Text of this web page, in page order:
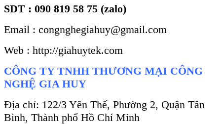
SDT : 090 819 58 75 (zalo)
Email : congnghegiahuy@gmail.com
Web : http://giahuytek.com
CÔNG TY TNHH THƯƠNG MẠI CÔNG
NGHỆ GIA HUY
Địa chỉ: 122/3 Yên Thế, Phường 2, Quận Tân
Bình, Thành phố Hồ Chí Minh